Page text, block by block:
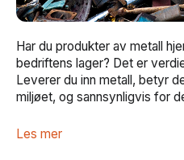
Har du produkter av metall
bedriftens lager? Det er
Leverer du inn metall, betyr
miljøet, og
Les mer